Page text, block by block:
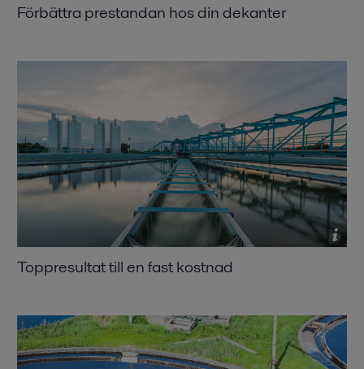
Förbättra prestandan hos din dekanter
Toppresultat till en fast kostnad